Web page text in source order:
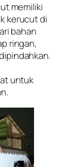
memiliki
kerucut di
bahan
ringan,
untuk